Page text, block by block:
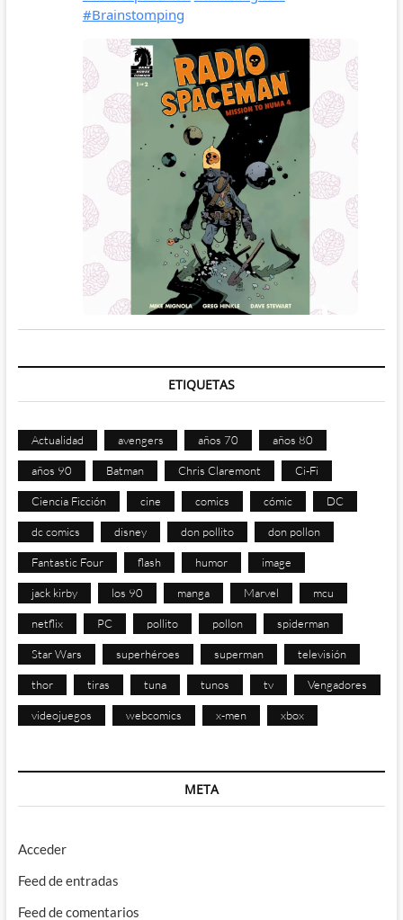
ETIQUETAS
Actualidad avengers años 70 años 80
años 90 Batman Chris Claremont Ci-Fi
Ciencia Ficción cine comics cómic DC
dc comics disney don pollito don pollon
Fantastic Four flash humor image
jack kirby los 90 manga Marvel mcu
netflix PC pollito pollon spiderman
Star Wars superhéroes superman televisión
thor tiras tuna tunos tv Vengadores
videojuegos webcomics x-men xbox
META
Acceder
Feed de entradas
Feed de comentarios